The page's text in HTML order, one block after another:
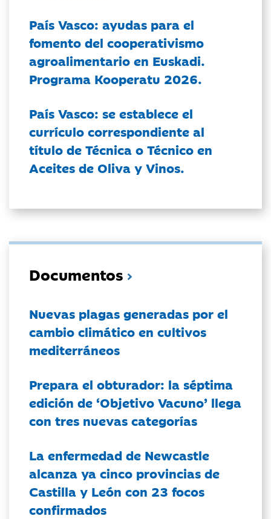
País Vasco: ayudas para el
fomento del cooperativismo
agroalimentario en Euskadi.
Programa Kooperatu 2026.
País Vasco: se establece el
currículo correspondiente al
título de Técnica o Técnico en
Aceites de Oliva y Vinos.
Documentos
Nuevas plagas generadas por el
cambio climático en cultivos
mediterráneos
Prepara el obturador: la séptima
edición de ‘Objetivo Vacuno’ llega
con tres nuevas categorías
La enfermedad de Newcastle
alcanza ya cinco provincias de
Castilla y León con 23 focos
confirmados